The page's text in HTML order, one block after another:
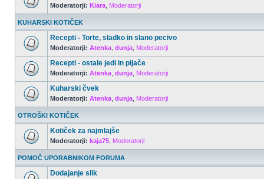
Moderatorji: Kiara Moderatorji
KUHARSKI KOTIČEK
Recepti - Torte, sladko in slano pecivo
Moderatorji: Atenka dunja Moderatorji
Recepti - ostale jedi in pijače
Moderatorji: Atenka dunja Moderatorji
Kuharski čvek
Moderatorji: Atenka dunja Moderatorji
OTROŠKI KOTIČEK
Kotiček za najmlajše
Moderatorji: kaja75 Moderatorji
POMOČ UPORABNIKOM FORUMA
Dodajanje slik